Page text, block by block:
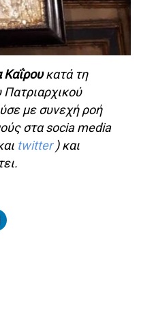
Καΐρουκατά τη
με συνεχή ροή
στα socia media
twitter ) και